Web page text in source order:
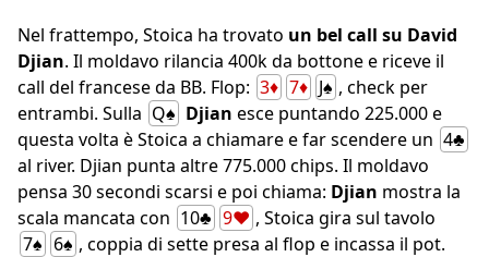
Nel frattempo, Stoica ha trovato un bel call su David
Djian. Il moldavo rilancia 400k da bottone e riceve il
call del francese da BB. Flop: 3♦ 7♦ J♠ , check per
entrambi. Sulla Q♠ Djian esce puntando 225.000 e
questa volta è Stoica a chiamare e far scendere un 4♣
al river. Djian punta altre 775.000 chips. Il moldavo
pensa 30 secondi scarsi e poi chiama: Djian mostra la
scala mancata con 10♣ 9♥ , Stoica gira sul tavolo
7♠ 6♠ , coppia di sette presa al flop e incassa il pot.